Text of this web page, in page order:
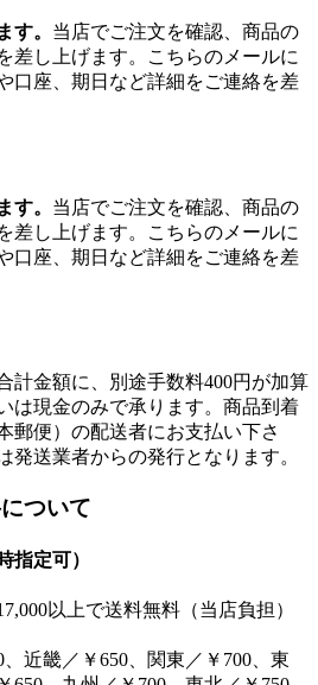
す。 当店でご注文を確認、商品の
差し上げます。こちらのメールに
口座、期日など詳細をご連絡を差
す。 当店でご注文を確認、商品の
差し上げます。こちらのメールに
口座、期日など詳細をご連絡を差
計金額に、別途手数料400円が加算
は現金のみで承ります。商品到着
郵便）の配送者にお支払い下さ
発送業者からの発行となります。
ついて
指定可）
以上で送料無料（当店負担）
近畿／￥650、関東／￥700、東